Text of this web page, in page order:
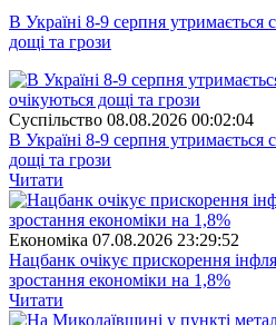
В Україні 8-9 серпня утримається
дощі та грози
Суспiльство 08.08.2026 00:02:04
В Україні 8-9 серпня утримається
дощі та грози
Читати
Економіка 07.08.2026 23:29:52
Нацбанк очікує прискорення
зростання економіки на 1,8%
Читати